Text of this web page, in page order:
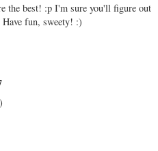
the best! :p I'm sure you'll figure out
fun, sweety! :)